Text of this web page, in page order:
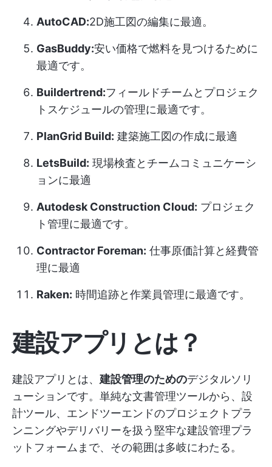
AutoCAD:2D施工図の編集に最適。
GasBuddy:安い価格で燃料を見つけるために
最適です。
Buildertrend:フィールドチームとプロジェク
トスケジュールの管理に最適です。
PlanGrid Build: 建築施工図の作成に最適
LetsBuild: 現場検査とチームコミュニケーシ
ョンに最適
Autodesk Construction Cloud: プロジェク
ト管理に最適です。
Contractor Foreman: 仕事原価計算と経費管
理に最適
Raken: 時間追跡と作業員管理に最適です。
建設アプリとは？
建設アプリとは、 建設管理のためのデジタルソリ
ューションです。単純な文書管理ツールから、設
計ツール、エンドツーエンドのプロジェクトプラ
ンニングやデリバリーを扱う堅牢な建設管理プラ
ットフォームまで、その範囲は多岐にわたる。